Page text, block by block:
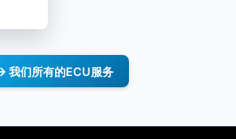
我们所有的ECU服务